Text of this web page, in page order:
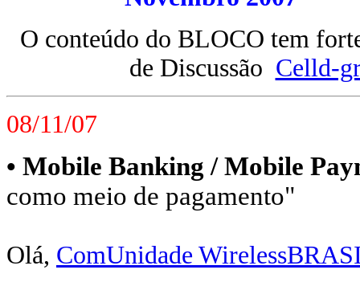
O conteúdo do BLOCO tem
de Discussão Celld-
08/11/07
• Mobile Banking / Mobile
como meio de pagamento"
Olá, ComUnidade